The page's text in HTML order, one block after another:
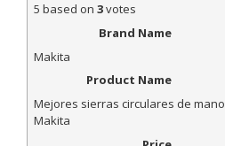
5 based on 3votes
Brand Name
Makita
Product Name
Mejores sierras circulares de mano
Makita